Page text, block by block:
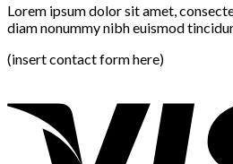
Lorem ipsum dolor sit amet,
diam nonummy nibh euismod
(insert contact form here)